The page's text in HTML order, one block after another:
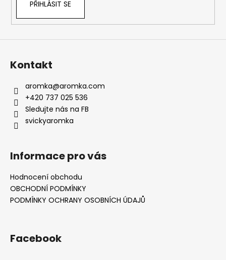
PŘIHLÁSIT SE
Kontakt
aromka@aromka.com
+420 737 025 536
Sledujte nás na FB
svickyaromka
Informace pro vás
Hodnocení obchodu
OBCHODNÍ PODMÍNKY
PODMÍNKY OCHRANY OSOBNÍCH ÚDAJŮ
Facebook